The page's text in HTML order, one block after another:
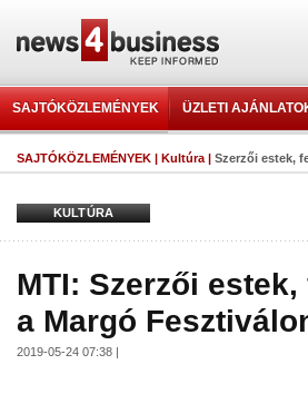
SAJTÓKÖZLEMÉNYEK ÜZLETI
SAJTÓKÖZLEMÉNYEK | Kultúra | Szerzői estek,
KULTÚRA
MTI: Szerzői
a Margó
2019-05-24 07:38 |